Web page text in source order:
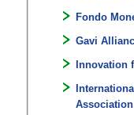
Fondo
Gavi
Innovation
Association​